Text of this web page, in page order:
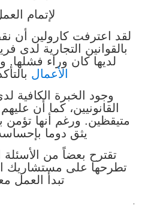
لإتمام
لقد اعترفت كارولين أن
بالقوانين التجارية لدى
لديها كان وراء
الأعمال
وجود الخبرة الكافية
القانونيين، كما أن
متيقظين. ورغم أنها تؤمن
يثق دوما
تقترح بعضاً من
تطرحها على مستشاريك
تبدأ العمل
.